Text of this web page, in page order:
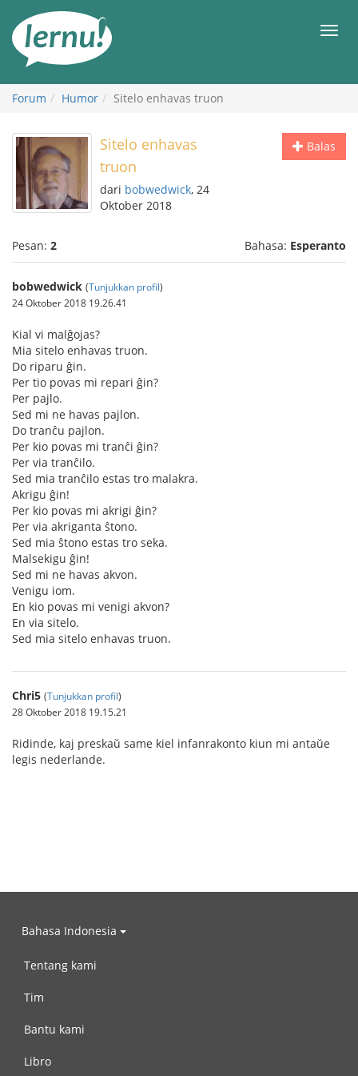
daftar
Forum Humor Sitelo enhavas truon
Balas
Sitelo enhavas
truon
dari bobwedwick, 24
Oktober 2018
Pesan: 2 Bahasa: Esperanto
bobwedwick (Tunjukkan profil)
24 Oktober 2018 19.26.41
Kial vi malĝojas?
Mia sitelo enhavas truon.
Do riparu ĝin.
Per tio povas mi repari ĝin?
Per pajlo.
Sed mi ne havas pajlon.
Do tranĉu pajlon.
Per kio povas mi tranĉi ĝin?
Per via tranĉilo.
Sed mia tranĉilo estas tro malakra.
Akrigu ĝin!
Per kio povas mi akrigi ĝin?
Per via akriganta ŝtono.
Sed mia ŝtono estas tro seka.
Malsekigu ĝin!
Sed mi ne havas akvon.
Venigu iom.
En kio povas mi venigi akvon?
En via sitelo.
Sed mia sitelo enhavas truon.
Chri5 (Tunjukkan profil)
28 Oktober 2018 19.15.21
Ridinde, kaj preskaŭ same kiel infanrakonto kiun mi antaŭe
legis nederlande.
Bahasa Indonesia
Tentang kami
Tim
Bantu kami
Libro